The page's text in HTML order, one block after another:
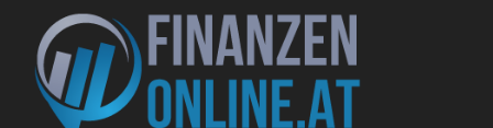
Inhalt
springen